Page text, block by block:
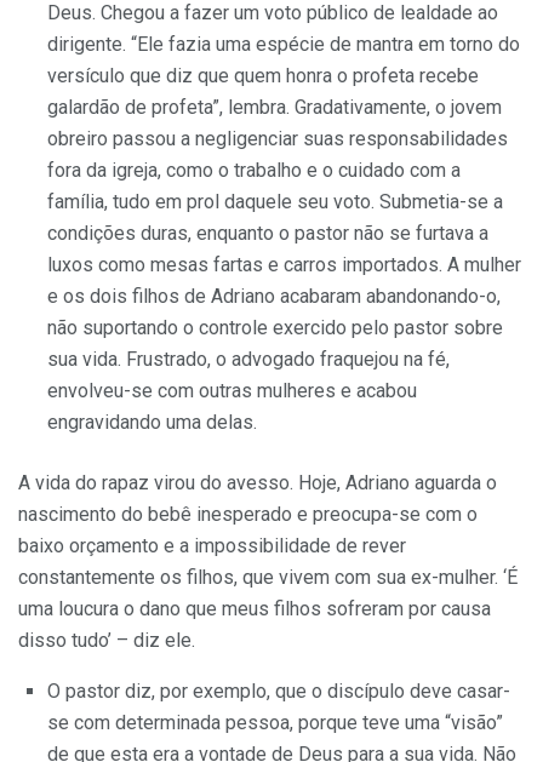
Deus. Chegou a fazer um voto público de lealdade ao
dirigente. “Ele fazia uma espécie de mantra em torno do
versículo que diz que quem honra o profeta recebe
galardão de profeta”, lembra. Gradativamente, o jovem
obreiro passou a negligenciar suas responsabilidades
fora da igreja, como o trabalho e o cuidado com a
família, tudo em prol daquele seu voto. Submetia-se a
condições duras, enquanto o pastor não se furtava a
luxos como mesas fartas e carros importados. A mulher
e os dois filhos de Adriano acabaram abandonando-o,
não suportando o controle exercido pelo pastor sobre
sua vida. Frustrado, o advogado fraquejou na fé,
envolveu-se com outras mulheres e acabou
engravidando uma delas.
A vida do rapaz virou do avesso. Hoje, Adriano aguarda o
nascimento do bebê inesperado e preocupa-se com o
baixo orçamento e a impossibilidade de rever
constantemente os filhos, que vivem com sua ex-mulher. ‘É
uma loucura o dano que meus filhos sofreram por causa
disso tudo’ – diz ele.
O pastor diz, por exemplo, que o discípulo deve casar-
se com determinada pessoa, porque teve uma “visão”
de que esta era a vontade de Deus para a sua vida. Não